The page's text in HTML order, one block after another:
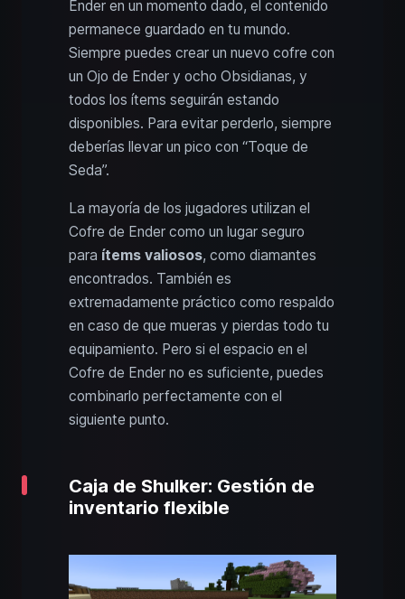
Ender en un momento dado, el contenido
permanece guardado en tu mundo.
Siempre puedes crear un nuevo cofre con
un Ojo de Ender y ocho Obsidianas, y
todos los ítems seguirán estando
disponibles. Para evitar perderlo, siempre
deberías llevar un pico con “Toque de
Seda”.
La mayoría de los jugadores utilizan el
Cofre de Ender como un lugar seguro
para ítems valiosos, como diamantes
encontrados. También es
extremadamente práctico como respaldo
en caso de que mueras y pierdas todo tu
equipamiento. Pero si el espacio en el
Cofre de Ender no es suficiente, puedes
combinarlo perfectamente con el
siguiente punto.
Caja de Shulker: Gestión de
inventario flexible